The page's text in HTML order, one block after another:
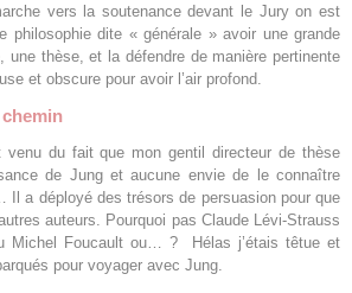
vers la soutenance devant le Jury on est
philosophie dite « générale » avoir une grande
thèse, et la défendre de manière pertinente
et obscure pour avoir l’air profond.
venu du fait que mon gentil directeur de thèse
de Jung et aucune envie de le connaître
Il a déployé des trésors de persuasion pour que
auteurs. Pourquoi pas Claude Lévi-Strauss
Michel Foucault ou… ? Hélas j’étais têtue et
pour voyager avec Jung.